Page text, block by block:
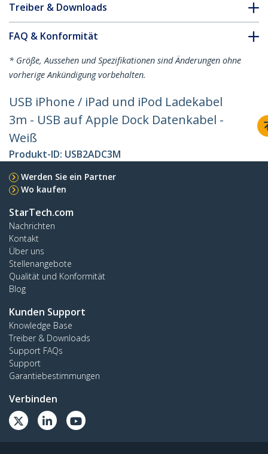
Treiber & Downloads
FAQ & Konformität
* Größe, Aussehen und Spezifikationen sind Änderungen ohne
vorherige Ankündigung vorbehalten.
USB iPhone / iPad und iPod Ladekabel
3m - USB auf Apple Dock Datenkabel -
Weiß
Produkt-ID: USB2ADC3M
Werden Sie ein Partner
Wo kaufen
StarTech.com
Nachrichten
Kontakt
Über uns
Stellenangebote
Qualität und Konformität
Blog
Kunden Support
Knowledge Base
Treiber & Downloads
Support FAQs
Support
Garantiebestimmungen
Verbinden